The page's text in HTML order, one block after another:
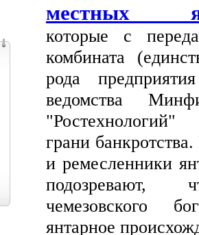
местных
которые с
комбината
рода
ведомства
грани
и ремесленники
подозревают,
чемезовского
янтарное